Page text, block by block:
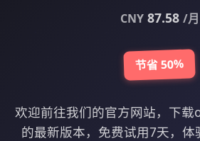
CNY87.58 /月
节省 50%
欢迎前往我们的官方网站，下
的最新版本，免费试用7天，